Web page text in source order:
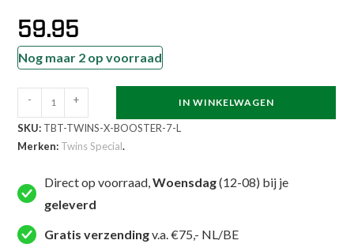
59.95
Nog maar 2 op voorraad
Twins
Special
Kickboksbroekje
Booster
7
TWINS
- + IN WINKELWAGEN
SKU: TBT-TWINS-X-BOOSTER-7-L
Merken: Twins Special.
Direct op voorraad,Woensdag(12-08) bij je
geleverd
Gratis verzendingv.a. €75,- NL/BE